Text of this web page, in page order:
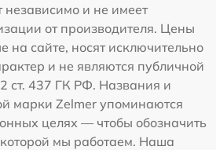
независимо и не имеет
от производителя. Цены
на сайте, носят исключительно
и не являются публичной
ст. 437 ГК РФ. Названия и
марки Zelmer упоминаются
целях — чтобы обозначить
мы работаем. Наша